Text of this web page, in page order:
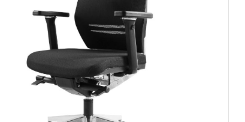
Bordplater
Hev-senk understell